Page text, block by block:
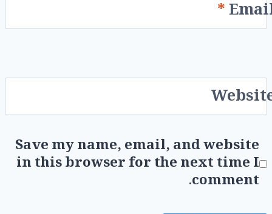
*
Save my name, email, and website
in this browser for the next time I
comment.